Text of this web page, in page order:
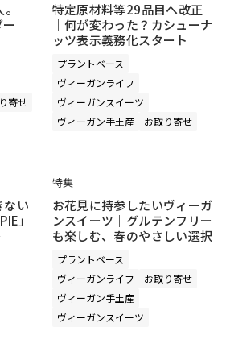
寄せ
特定原材料等29品目へ改正
｜何が変わった？カシューナ
ッツ表示義務化スタート
プラントベース
ヴィーガンライフ
ヴィーガンスイーツ
ヴィーガン手土産
お取り寄せ
ない
」
特集
お花見に持参したいヴィーガ
ンスイーツ｜グルテンフリー
も楽しむ、春のやさしい選択
プラントベース
ヴィーガンライフ
お取り寄せ
ヴィーガン手土産
ヴィーガンスイーツ